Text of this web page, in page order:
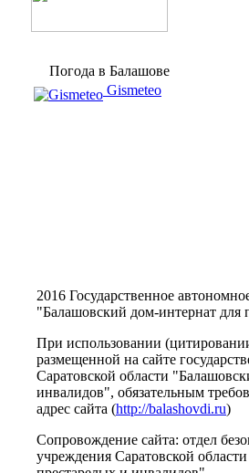
Погода в Балашове
Gismeteo
2016 Государственное
"Балашовский дом-интернат для
При использовании
размещенной на сайте
Саратовской области
инвалидов", обязательным
адрес сайта (http://balashovdi.ru)
Сопровождение сайта: отдел
учреждения Саратовской